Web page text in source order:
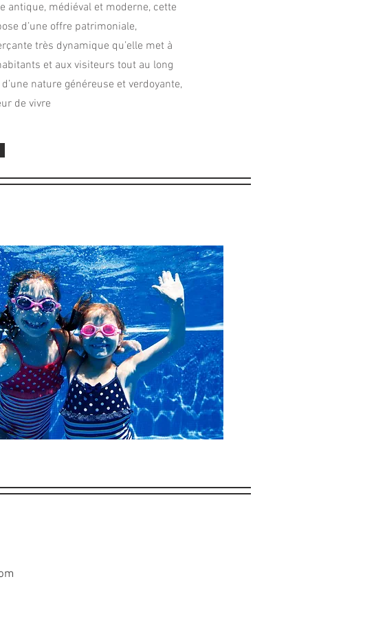
antique, médiéval et moderne, cette
d’une offre patrimoniale,
très dynamique qu’elle met à
et aux visiteurs tout au long
nature généreuse et verdoyante,
de vivre